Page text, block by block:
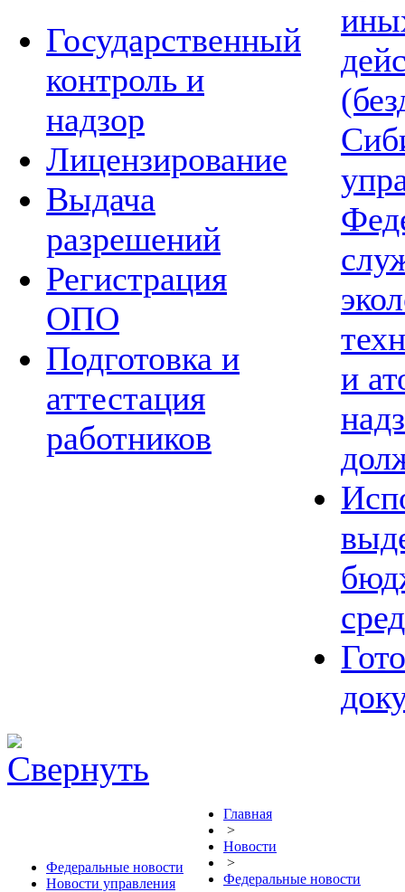
Государственный
контроль и
надзор
Лицензирование
Выдача
разрешений
Регистрация
ОПО
Подготовка и
аттестация
работников
и
Федеральные новости
Новости управления
Главная
>
Новости
>
Федеральные новости